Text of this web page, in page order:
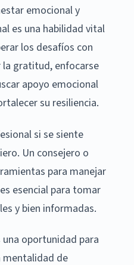
emocional y
es una habilidad vital
los desafíos con
gratitud, enfocarse
apoyo emocional
su resiliencia.
si se siente
Un consejero o
para manejar
esencial para tomar
y bien informadas.
oportunidad para
mentalidad de